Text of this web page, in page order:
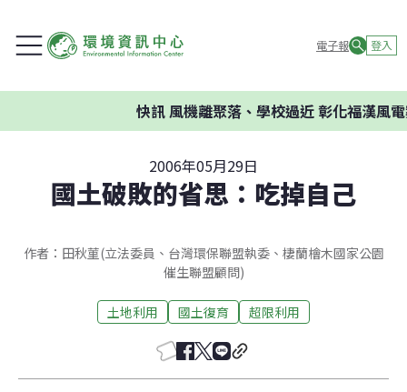
電子報 登入
快訊風機離聚落、學校過近 彰化福漢風電
2006年05月29日
國土破敗的省思：吃掉自己
作者：田秋菫(立法委員、台灣環保聯盟執委、棲蘭檜木國家公園
催生聯盟顧問)
土地利用 國土復育 超限利用